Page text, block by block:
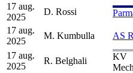
17 aug.
2025
D. Rossi
17 aug.
2025
M. Kumbulla AS
17 aug.
2025
R. Belghali
KV